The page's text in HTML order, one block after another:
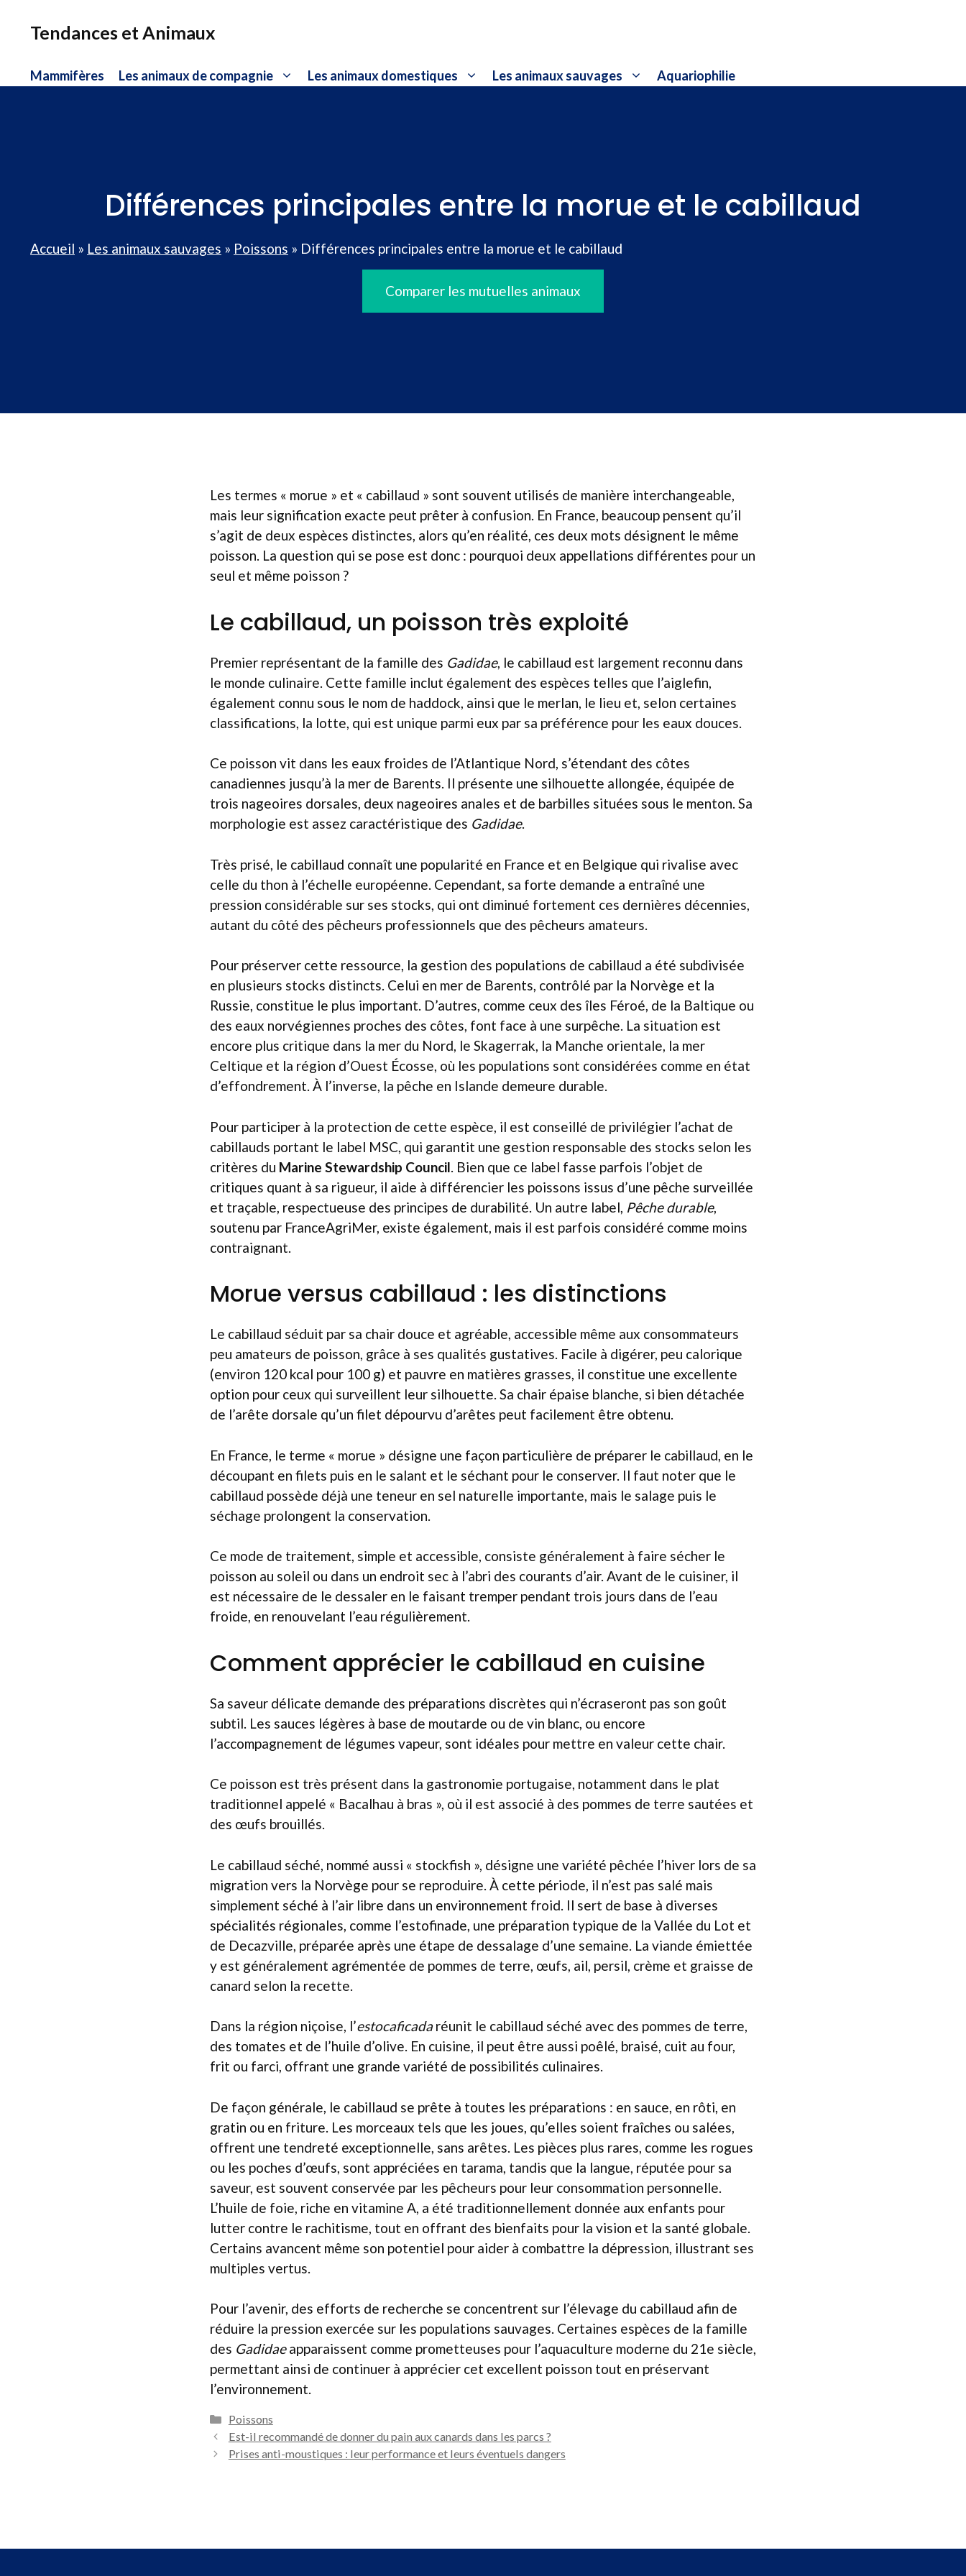
Tendances et Animaux
Mammifères Les animaux de compagnie Les animaux domestiques Les animaux sauvages Aquariophilie
Différences principales entre la morue et le cabillaud
Accueil » Les animaux sauvages » Poissons » Différences principales entre la morue et le cabillaud
Comparer les mutuelles animaux
Les termes « morue » et « cabillaud » sont souvent utilisés de manière interchangeable,
mais leur signification exacte peut prêter à confusion. En France, beaucoup pensent qu’il
s’agit de deux espèces distinctes, alors qu’en réalité, ces deux mots désignent le même
poisson. La question qui se pose est donc : pourquoi deux appellations différentes pour un
seul et même poisson ?
Le cabillaud, un poisson très exploité
Premier représentant de la famille des Gadidae, le cabillaud est largement reconnu dans
le monde culinaire. Cette famille inclut également des espèces telles que l’aiglefin,
également connu sous le nom de haddock, ainsi que le merlan, le lieu et, selon certaines
classifications, la lotte, qui est unique parmi eux par sa préférence pour les eaux douces.
Ce poisson vit dans les eaux froides de l’Atlantique Nord, s’étendant des côtes
canadiennes jusqu’à la mer de Barents. Il présente une silhouette allongée, équipée de
trois nageoires dorsales, deux nageoires anales et de barbilles situées sous le menton. Sa
morphologie est assez caractéristique des Gadidae.
Très prisé, le cabillaud connaît une popularité en France et en Belgique qui rivalise avec
celle du thon à l’échelle européenne. Cependant, sa forte demande a entraîné une
pression considérable sur ses stocks, qui ont diminué fortement ces dernières décennies,
autant du côté des pêcheurs professionnels que des pêcheurs amateurs.
Pour préserver cette ressource, la gestion des populations de cabillaud a été subdivisée
en plusieurs stocks distincts. Celui en mer de Barents, contrôlé par la Norvège et la
Russie, constitue le plus important. D’autres, comme ceux des îles Féroé, de la Baltique ou
des eaux norvégiennes proches des côtes, font face à une surpêche. La situation est
encore plus critique dans la mer du Nord, le Skagerrak, la Manche orientale, la mer
Celtique et la région d’Ouest Écosse, où les populations sont considérées comme en état
d’effondrement. À l’inverse, la pêche en Islande demeure durable.
Pour participer à la protection de cette espèce, il est conseillé de privilégier l’achat de
cabillauds portant le label MSC, qui garantit une gestion responsable des stocks selon les
critères du Marine Stewardship Council . Bien que ce label fasse parfois l’objet de
critiques quant à sa rigueur, il aide à différencier les poissons issus d’une pêche surveillée
et traçable, respectueuse des principes de durabilité. Un autre label, Pêche durable,
soutenu par FranceAgriMer, existe également, mais il est parfois considéré comme moins
contraignant.
Morue versus cabillaud : les distinctions
Le cabillaud séduit par sa chair douce et agréable, accessible même aux consommateurs
peu amateurs de poisson, grâce à ses qualités gustatives. Facile à digérer, peu calorique
(environ 120 kcal pour 100 g) et pauvre en matières grasses, il constitue une excellente
option pour ceux qui surveillent leur silhouette. Sa chair épaise blanche, si bien détachée
de l’arête dorsale qu’un filet dépourvu d’arêtes peut facilement être obtenu.
En France, le terme « morue » désigne une façon particulière de préparer le cabillaud, en le
découpant en filets puis en le salant et le séchant pour le conserver. Il faut noter que le
cabillaud possède déjà une teneur en sel naturelle importante, mais le salage puis le
séchage prolongent la conservation.
Ce mode de traitement, simple et accessible, consiste généralement à faire sécher le
poisson au soleil ou dans un endroit sec à l’abri des courants d’air. Avant de le cuisiner, il
est nécessaire de le dessaler en le faisant tremper pendant trois jours dans de l’eau
froide, en renouvelant l’eau régulièrement.
Comment apprécier le cabillaud en cuisine
Sa saveur délicate demande des préparations discrètes qui n’écraseront pas son goût
subtil. Les sauces légères à base de moutarde ou de vin blanc, ou encore
l’accompagnement de légumes vapeur, sont idéales pour mettre en valeur cette chair.
Ce poisson est très présent dans la gastronomie portugaise, notamment dans le plat
traditionnel appelé « Bacalhau à bras », où il est associé à des pommes de terre sautées et
des œufs brouillés.
Le cabillaud séché, nommé aussi « stockfish », désigne une variété pêchée l’hiver lors de sa
migration vers la Norvège pour se reproduire. À cette période, il n’est pas salé mais
simplement séché à l’air libre dans un environnement froid. Il sert de base à diverses
spécialités régionales, comme l’estofinade, une préparation typique de la Vallée du Lot et
de Decazville, préparée après une étape de dessalage d’une semaine. La viande émiettée
y est généralement agrémentée de pommes de terre, œufs, ail, persil, crème et graisse de
canard selon la recette.
Dans la région niçoise, l’estocaficadaréunit le cabillaud séché avec des pommes de terre,
des tomates et de l’huile d’olive. En cuisine, il peut être aussi poêlé, braisé, cuit au four,
frit ou farci, offrant une grande variété de possibilités culinaires.
De façon générale, le cabillaud se prête à toutes les préparations : en sauce, en rôti, en
gratin ou en friture. Les morceaux tels que les joues, qu’elles soient fraîches ou salées,
offrent une tendreté exceptionnelle, sans arêtes. Les pièces plus rares, comme les rogues
ou les poches d’œufs, sont appréciées en tarama, tandis que la langue, réputée pour sa
saveur, est souvent conservée par les pêcheurs pour leur consommation personnelle.
L’huile de foie, riche en vitamine A, a été traditionnellement donnée aux enfants pour
lutter contre le rachitisme, tout en offrant des bienfaits pour la vision et la santé globale.
Certains avancent même son potentiel pour aider à combattre la dépression, illustrant ses
multiples vertus.
Pour l’avenir, des efforts de recherche se concentrent sur l’élevage du cabillaud afin de
réduire la pression exercée sur les populations sauvages. Certaines espèces de la famille
des Gadidaeapparaissent comme prometteuses pour l’aquaculture moderne du 21e siècle,
permettant ainsi de continuer à apprécier cet excellent poisson tout en préservant
l’environnement.
Catégories
Poissons
Est-il recommandé de donner du pain aux canards dans les parcs ?
Prises anti-moustiques : leur performance et leurs éventuels dangers